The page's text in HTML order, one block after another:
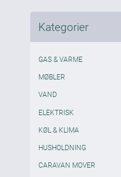
Kategorier
GAS & VARME
MØBLER
VAND
ELEKTRISK
KØL & KLIMA
HUSHOLDNING
CARAVAN MOVER